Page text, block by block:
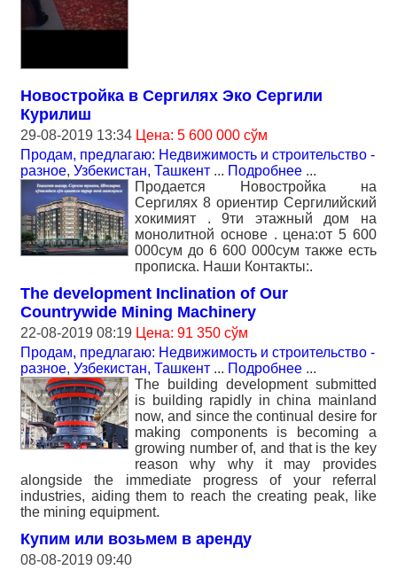
Новостройка в Сергилях Эко Сергили
Курилиш
29-08-2019 13:34 Цена: 5 600 000 сўм
Продам, предлагаю: Недвижимость и строительство -
разное, Узбекистан, Ташкент ... Подробнее ...
Продается Новостройка на
Сергилях 8 ориентир Сергилийский
хокимият . 9ти этажный дом на
монолитной основе . цена:от 5 600
000сум до 6 600 000сум также есть
прописка. Наши Контакты:.
The development Inclination of Our
Countrywide Mining Machinery
22-08-2019 08:19 Цена: 91 350 сўм
Продам, предлагаю: Недвижимость и строительство -
разное, Узбекистан, Ташкент ... Подробнее ...
The building development submitted
is building rapidly in china mainland
now, and since the continual desire for
making components is becoming a
growing number of, and that is the key
reason why why it may provides
alongside the immediate progress of your referral
industries, aiding them to reach the creating peak, like
the mining equipment.
Купим или возьмем в аренду
08-08-2019 09:40